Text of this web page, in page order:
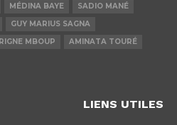
MÉDINA BAYE
SADIO MANÉ
GUY MARIUS SAGNA
MBOUP
AMINATA TOURÉ
LIENS UTILES